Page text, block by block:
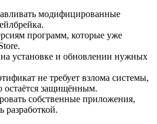
модифицированные
программ, которые уже
установке и обновлении нужных
не требует взлома системы,
остаётся защищённым.
собственные приложения,
разработкой.